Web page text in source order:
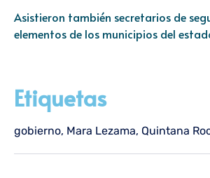
Asistieron también secretarios de
elementos de los municipios del
Etiquetas
gobierno, Mara Lezama, Quintana